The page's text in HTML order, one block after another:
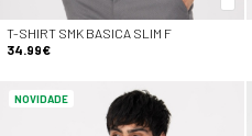
T-SHIRT SMK BASICA SLIM F
34.99€
NOVIDADE